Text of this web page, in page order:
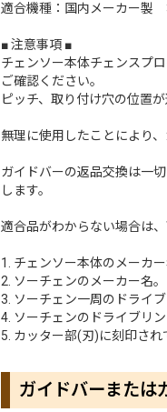
適合機種：国内メーカー製
■ 注意事項 ■
チェンソー本体チェンスプ
ご確認ください。
ピッチ、取り付け穴の位置
無理に使用したことにより
ガイドバーの返品交換は一
します。
適合品がわからない場合は
1. チェンソー本体のメーカー
2. ソーチェンのメーカー名。
3. ソーチェン一周のドライ
4. ソーチェンのドライブリ
5. カッター部(刃)に刻印され
ガイドバーまたは